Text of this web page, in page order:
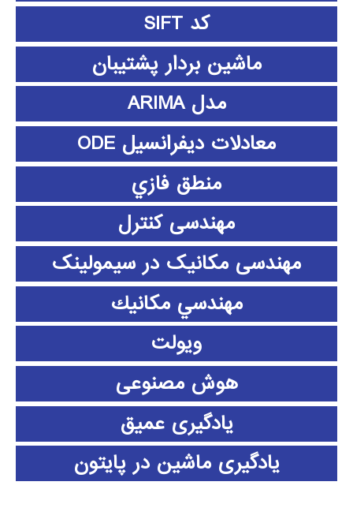
کد SIFT
ماشین بردار پشتیبان
مدل ARIMA
معادلات دیفرانسیل ODE
منطق فازي
مهندسی کنترل
مهندسی مکانیک در سیمولینک
مهندسي مكانيك
ویولت
هوش مصنوعی
یادگیری عمیق
یادگیری ماشین در پایتون